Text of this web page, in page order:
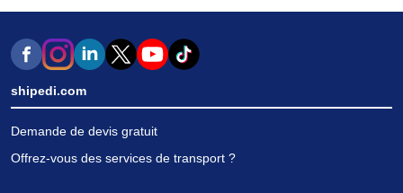
shipedi.com
Demande de devis gratuit
Offrez-vous des services de transport ?